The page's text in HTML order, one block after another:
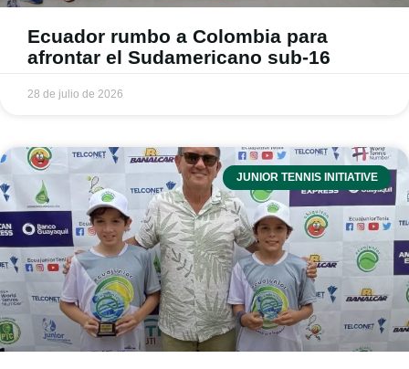
Ecuador rumbo a Colombia para
afrontar el Sudamericano sub-16
28 de julio de 2026
JUNIOR TENNIS INITIATIVE